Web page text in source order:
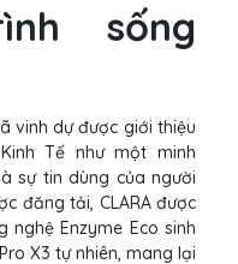
sống
vinh dự được giới thiệu
Tế như một minh
sự tin dùng của người
đăng tải, CLARA được
Enzyme Eco sinh
X3 tự nhiên, mang lại